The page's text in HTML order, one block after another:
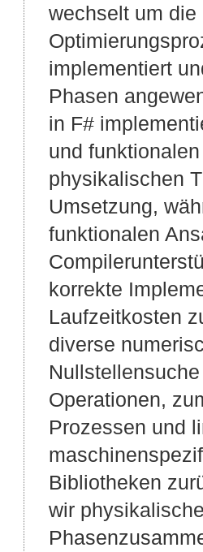
wechselt um
implementiert
Phasen
in F#
und
physikalischen
Umsetzung,
funktionalen
korrekte
Laufzeitkosten
diverse
Operationen,
Prozessen und
Bibliotheken
wir